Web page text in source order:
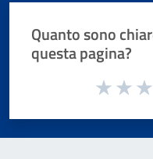
Quanto sono
questa pagina?
Valuta da 1 a 5 stelle la